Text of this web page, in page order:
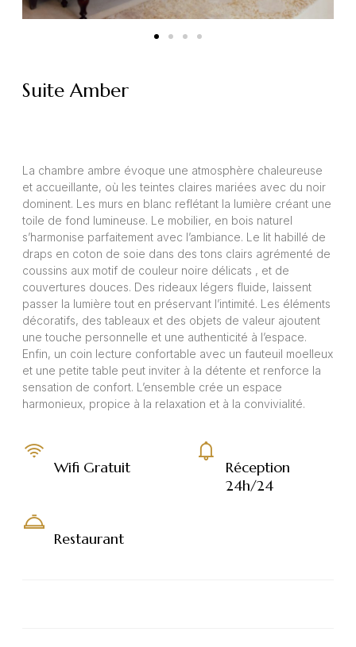
Suite Amber
La chambre ambre évoque une atmosphère chaleureuse
et accueillante, où les teintes claires mariées avec du noir
dominent. Les murs en blanc reflétant la lumière créant une
toile de fond lumineuse. Le mobilier, en bois naturel
s’harmonise parfaitement avec l’ambiance. Le lit habillé de
draps en coton de soie dans des tons clairs agrémenté de
coussins aux motif de couleur noire délicats , et de
couvertures douces. Des rideaux légers fluide, laissent
passer la lumière tout en préservant l’intimité. Les éléments
décoratifs, des tableaux et des objets de valeur ajoutent
une touche personnelle et une authenticité à l’espace.
Enfin, un coin lecture confortable avec un fauteuil moelleux
et une petite table peut inviter à la détente et renforce la
sensation de confort. L’ensemble crée un espace
harmonieux, propice à la relaxation et à la convivialité.
Wifi Gratuit
Réception
24h/24
Restaurant